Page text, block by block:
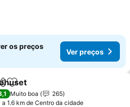
os preços
Ver preços
Adicionar aos favoritos
Muito boa
265
a 1.6 km de Centro da cidade